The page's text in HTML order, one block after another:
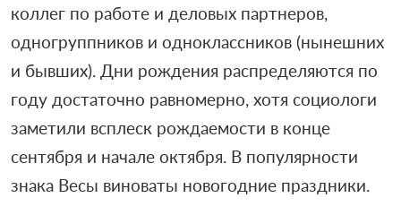
коллег по работе и деловых партнеров,
одногруппников и одноклассников (нынешних
и бывших). Дни рождения распределяются по
году достаточно равномерно, хотя социологи
заметили всплеск рождаемости в конце
сентября и начале октября. В популярности
знака Весы виноваты новогодние праздники.